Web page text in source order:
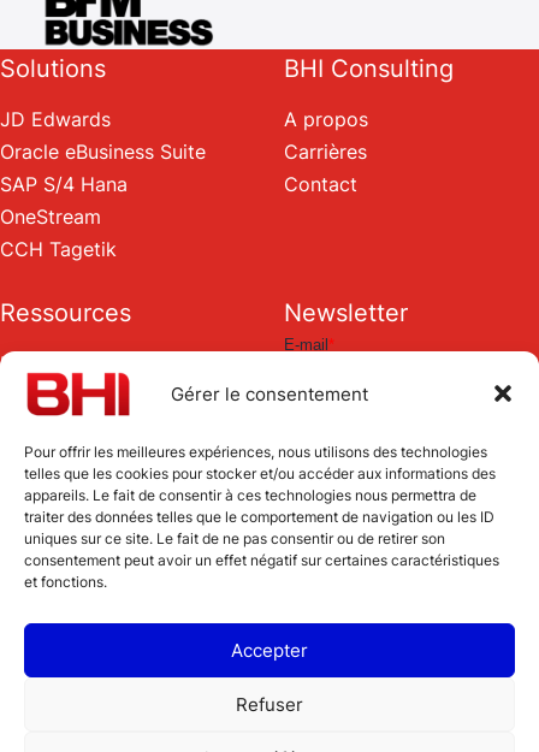
Gérer le consentement
Pour offrir les meilleures expériences, nous utilisons des technologies
telles que les cookies pour stocker et/ou accéder aux informations des
appareils. Le fait de consentir à ces technologies nous permettra de
traiter des données telles que le comportement de navigation ou les ID
uniques sur ce site. Le fait de ne pas consentir ou de retirer son
consentement peut avoir un effet négatif sur certaines caractéristiques
et fonctions.
Accepter
Refuser
Solutions
JD Edwards
Oracle eBusiness Suite
SAP S/4 Hana
OneStream
CCH Tagetik
BHI Consulting
A propos
Carrières
Contact
Ressources
Blog
Livres blancs
Newsletter
Cabinet de conseil
et intégrateur de solutions ERP
tél :